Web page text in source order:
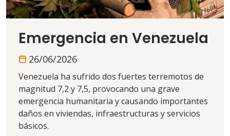
Emergencia en Venezuela
26/06/2026
Venezuela ha sufrido dos fuertes terremotos de
magnitud 7,2 y 7,5, provocando una grave
emergencia humanitaria y causando importantes
daños en viviendas, infraestructuras y servicios
básicos.